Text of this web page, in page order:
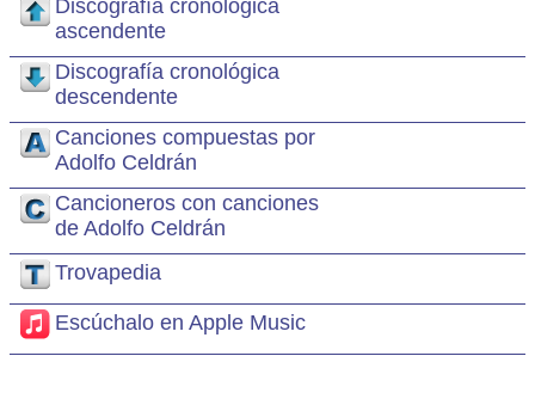
Discografía cronológica
ascendente
Discografía cronológica
descendente
Canciones compuestas por
Adolfo Celdrán
Cancioneros con canciones
de Adolfo Celdrán
Trovapedia
Escúchalo en Apple Music